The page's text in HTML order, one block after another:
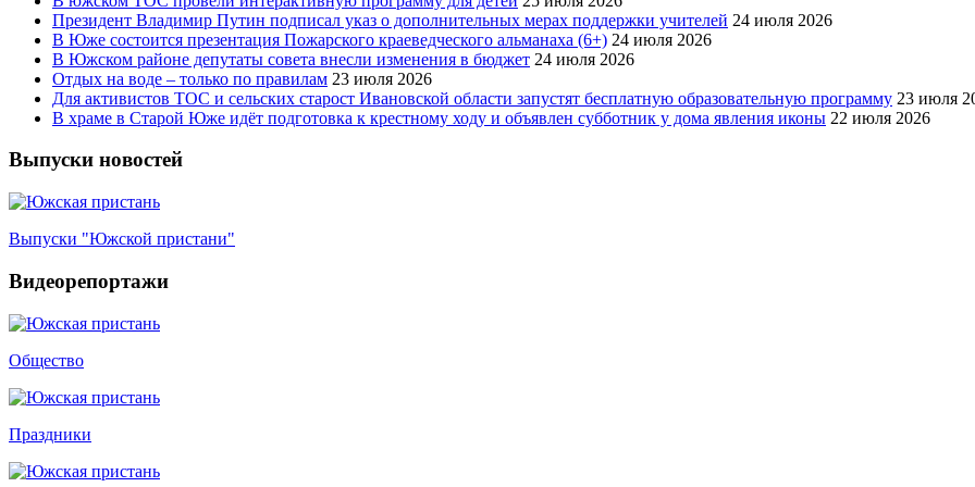
Президент Владимир Путин подписал указ о дополнительных мерах поддержки учителей 24 июля 2026
В Юже состоится презентация Пожарского краеведческого альманаха (6+) 24 июля 2026
В Южском районе депутаты совета внесли изменения в бюджет 24 июля 2026
Отдых на воде – только по правилам 23 июля 2026
Для активистов ТОС и сельских старост Ивановской области запустят бесплатную образовательную программу 23 июля
В храме в Старой Юже идёт подготовка к крестному ходу и объявлен субботник у дома явления иконы 22 июля 2026
Выпуски новостей
Выпуски "Южской пристани"
Видеорепортажи
Общество
Праздники